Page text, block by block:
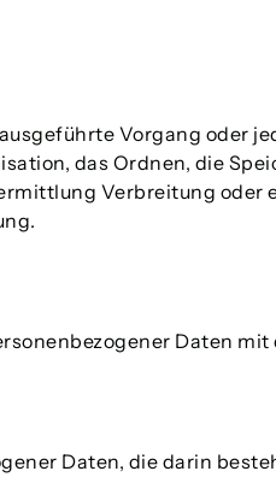
Vorgang oder
das Ordnen, die
Verbreitung
Daten
Daten, die darin